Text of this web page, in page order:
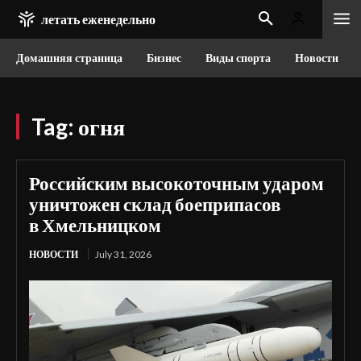
летать еженедельно
Домашняя страница Бизнес Виды спорта Новости
Tag: огня
Российским высокоточным ударом
уничтожен склад боеприпасов
в Хмельницком
НОВОСТИ July 31, 2026